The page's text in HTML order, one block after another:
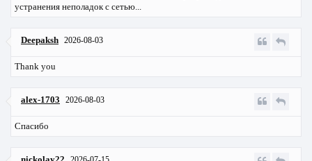
устранения неполадок с сетью...
Deepaksh 2026-08-03
Thank you
alex-1703 2026-08-03
Спасибо